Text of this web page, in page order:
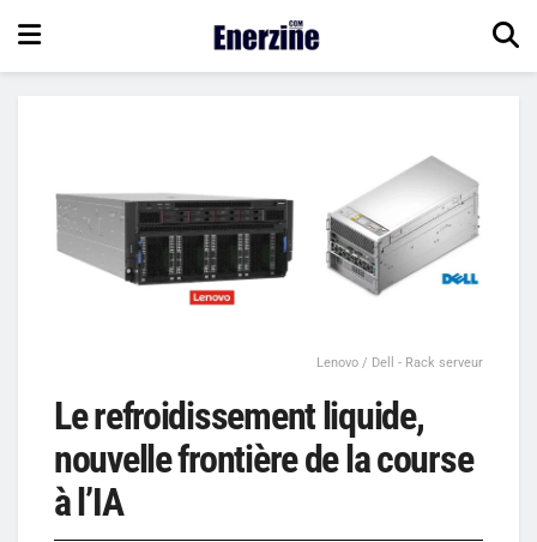
Lenovo / Dell - Rack serveur
Le refroidissement liquide,
nouvelle frontière de la course
à l’IA